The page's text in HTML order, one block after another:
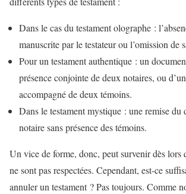
Dans le cas du testament olographe :
manuscrite par le testateur ou l’omission de
Pour un testament authentique : un
présence conjointe de deux notaires, ou
accompagné de deux témoins.
Dans le testament mystique : une remise du
notaire sans présence des témoins.
Un vice de forme, donc, peut survenir dès lors
ne sont pas respectées. Cependant, est-ce
annuler un testament ? Pas toujours. Comme